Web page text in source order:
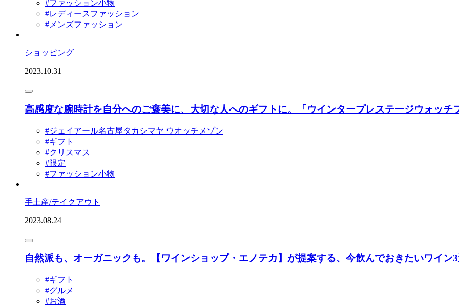
#ファッション小物
#レディースファッション
#メンズファッション
ショッピング
2023.10.31
高感度な腕時計を自分へのご褒美に、大切な人へのギフトに。「ウインタープレステージウォッチ
#ジェイアール名古屋タカシマヤ ウオッチメゾン
#ギフト
#クリスマス
#限定
#ファッション小物
手土産/テイクアウト
2023.08.24
自然派も、オーガニックも。【ワインショップ・エノテカ】が提案する、今飲んでおきたいワイン
#ギフト
#グルメ
#お酒